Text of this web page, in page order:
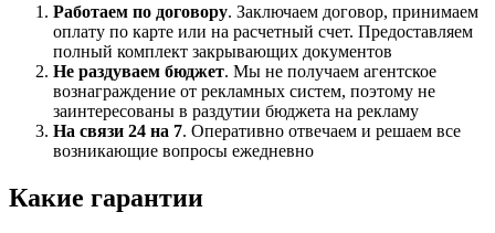
Работаем по договору. Заключаем договор, принимаем
оплату по карте или на расчетный счет. Предоставляем
полный комплект закрывающих документов
Не раздуваем бюджет. Мы не получаем агентское
вознаграждение от рекламных систем, поэтому не
заинтересованы в раздутии бюджета на рекламу
На связи 24 на 7. Оперативно отвечаем и решаем все
возникающие вопросы ежедневно
Какие гарантии